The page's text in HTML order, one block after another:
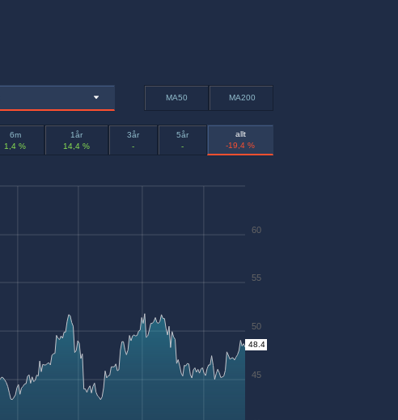
MA50 MA200
6m
1,4 %
1år
14,4 %
3år
-
5år
-
allt
-19,4 %
45
50
55
60
48.4